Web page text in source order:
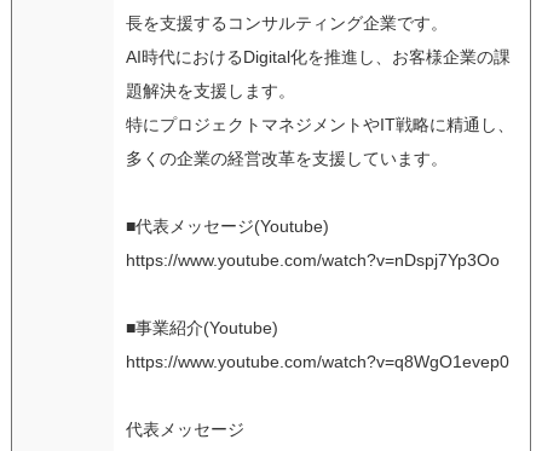
長を支援するコンサルティング企業です。
AI時代におけるDigital化を推進し、お客様企業の課
題解決を支援します。
特にプロジェクトマネジメントやIT戦略に精通し、
多くの企業の経営改革を支援しています。
■代表メッセージ(Youtube)
https://www.youtube.com/watch?v=nDspj7Yp3Oo
■事業紹介(Youtube)
https://www.youtube.com/watch?v=q8WgO1evep0
代表メッセージ